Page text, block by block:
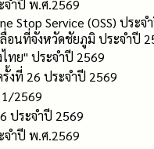
ำปี พ.ศ.2569
Stop Service (OSS) ประ
อนที่จังหวัดชัยภูมิ ประจำปี
ทย" ประจำปี 2569
งที่ 26 ประจำปี 2569
2569
ประจำปี 2569
ำปี พ.ศ.2569